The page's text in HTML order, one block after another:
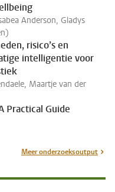
Anderson, Gladys
risico’s en
intelligentie voor
Maartje van der
Practical Guide
Meer onderzoeksoutput